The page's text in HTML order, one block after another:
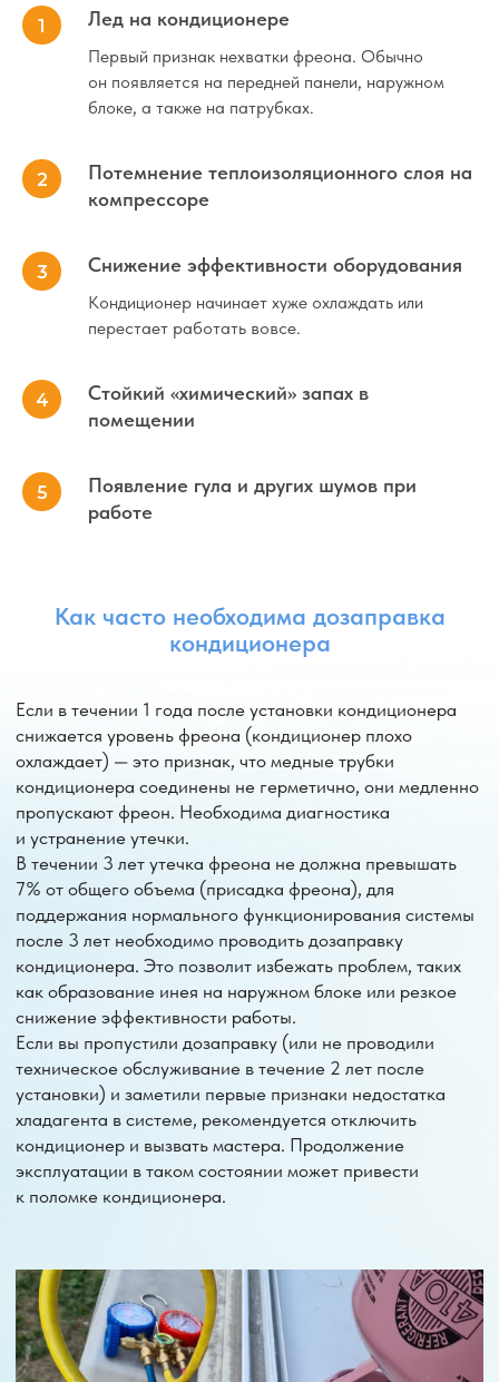
Лед на кондиционере
Первый признак нехватки фреона. Обычно
он появляется на передней панели, наружном
блоке, а также на патрубках.
Потемнение теплоизоляционного слоя на
компрессоре
Снижение эффективности оборудования
Кондиционер начинает хуже охлаждать или
перестает работать вовсе.
Стойкий «химический» запах в
помещении
Появление гула и других шумов при
работе
С использованием вакуумного насоса мастер
20−30 минут. После этого, с помощью электронных
весов, определяется необходимое количество
хладагента для заправки.
заказывается отдельно
, поскольку при обнаружении
утечки необходимо сначала ее найти и устранить,
возможна дозаправка системы.
Заказать услугу
Каталог кондиционеров
Услуги нашей компании
9 BTU
12 BTU
(35м²)
18BTU
(50м²)
Диагностика
Демонтаж
Нестандартный монтаж
Стандартный монтаж